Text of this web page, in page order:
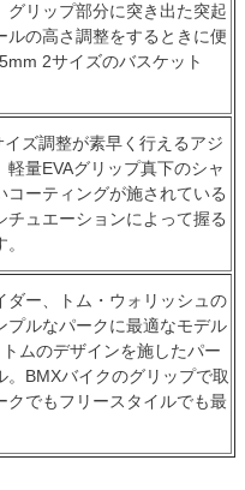
グリップ部分に突き出た突起
ルの高さ調整をするときに便
2サイズのバスケット
ズ調整が素早く行えるアジ
軽量EVAグリップ真下のシャ
コーティングが施されている
チュエーションによって握る
ダー、トム・ウォリッシュの
プルなパークに最適なモデル
ムのデザインを施したパー
。BMXバイクのグリップで取
クでもフリースタイルでも最